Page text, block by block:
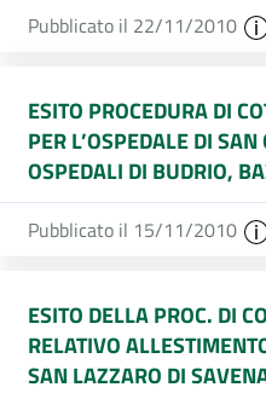
Pubblicato il 22/11/2010
ESITO PROCEDURA DI
PER L’OSPEDALE DI
OSPEDALI DI BUDRIO,
Pubblicato il 15/11/2010
ESITO DELLA PROC. DI
RELATIVO
SAN LAZZARO DI